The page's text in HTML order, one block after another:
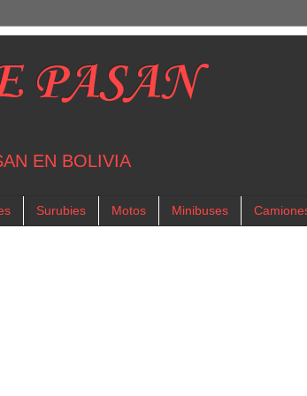
PASAN
EN BOLIVIA
Surubies Motos Minibuses